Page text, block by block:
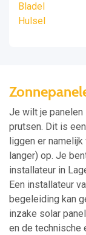
Bladel
Hulsel
Je wilt je
prutsen. Dit is
liggen er
langer) op. Je
installateur in
Een installateur
begeleiding kan
inzake solar
en de technische